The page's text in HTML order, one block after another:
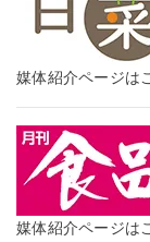
媒体紹介ページは
媒体紹介ページは